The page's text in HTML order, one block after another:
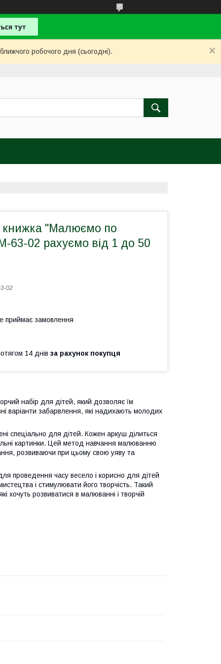
робочого дня (сьогодні).
книжка "Малюємо по
63-02 рахуємо від 1 до 50
02
приймає замовлення
14 днів за рахунок покупця
набір для дітей, який дозволяє їм
варіанти забарвлення, які надихають молодих
спеціально для дітей. Кожен аркуш ділиться
картинки. Цей метод навчання малюванню
розвиваючи при цьому свою уяву та
проведення часу весело і корисно для дітей
і стимулювати його творчість. Такий
хочуть розвиватися в малюванні і творчій